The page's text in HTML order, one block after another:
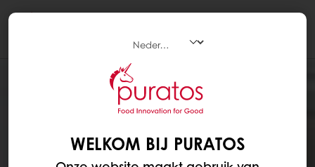
WELKOM BIJ PURATOS